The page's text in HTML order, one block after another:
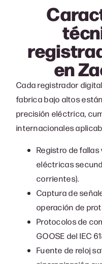
en
Cada registrador
fabrica bajo altos
precisión eléctrica,
internacionales
Registro de
eléctricas
corrientes).
Captura de
operación de
Protocolos de
GOOSE del IEC
Fuente de reloj